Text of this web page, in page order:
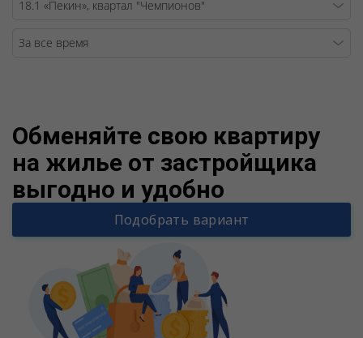
Обменяйте свою квартиру
на жилье от застройщика
выгодно и удобно
Подобрать вариант